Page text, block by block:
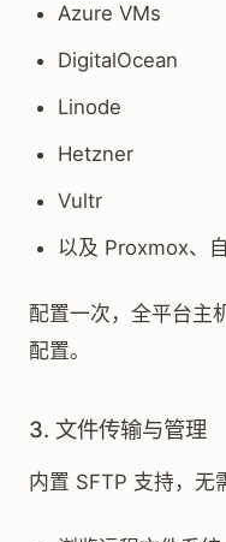
Azure VMs
DigitalOcean
Linode
Hetzner
Vultr
以及 Proxmox、
配置一次，全平台主
配置。
3. 文件传输与管理
内置 SFTP 支持，无